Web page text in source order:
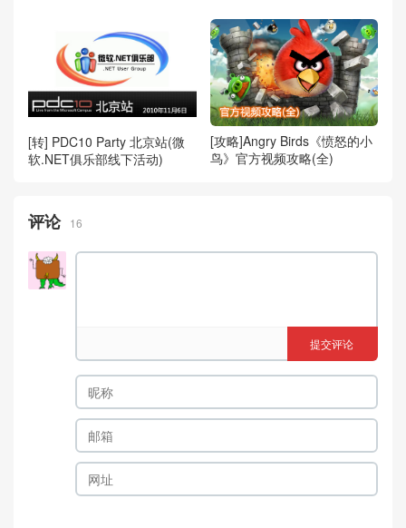
[转] PDC10 Party 北京站(微
软.NET俱乐部线下活动)
[攻略]Angry Birds《愤怒的小
鸟》官方视频攻略(全)
评论 16
提交评论